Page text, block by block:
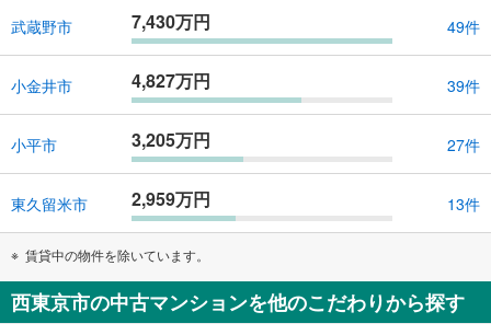
武蔵野市 7,430万円 49件
小金井市 4,827万円 39件
小平市 3,205万円 27件
東久留米市 2,959万円 13件
賃貸中の物件を除いています。
西東京市の中古マンションを他のこだわりから探す